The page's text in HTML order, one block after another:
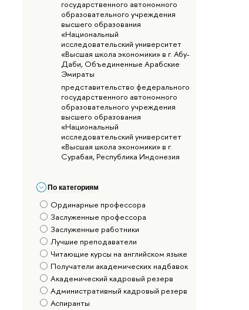
государственного автономного
образовательного учреждения
высшего образования
«Национальный
исследовательский университет
«Высшая школа экономики» в г. Абу-
Даби, Объединенные Арабские
Эмираты
представительство федерального
государственного автономного
образовательного учреждения
высшего образования
«Национальный
исследовательский университет
«Высшая школа экономики» в г.
Сурабая, Республика Индонезия
По категориям
Ординарные профессора
Заслуженные профессора
Заслуженные работники
Лучшие преподаватели
Читающие курсы на английском языке
Получатели академических надбавок
Академический кадровый резерв
Административный кадровый резерв
Аспиранты